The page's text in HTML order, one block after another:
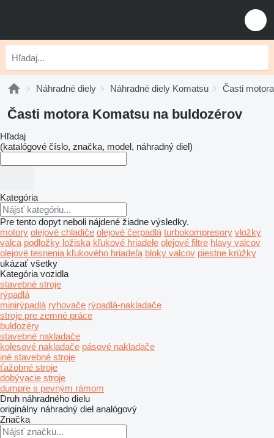
Náhradné diely Náhradné diely Komatsu Časti
Časti motora Komatsu na buldozérov
Hľadaj
(katalógové číslo, značka, model, náhradný diel)
Kategória
Pre tento dopyt neboli nájdené žiadne výsledky.
motory olejové chladiče olejové čerpadlá turbokompresory vložky
valca podložky ložiska kľukové hriadele olejové filtre hlavy valcov
olejové tesnenia kľukového hriadeľa bloky valcov piestne krúžky
ukázať všetky
Kategória vozidla
stavebné stroje
rýpadlá
minirýpadlá ryhovače rýpadlá-nakladače
stroje pre zemné práce
buldozéry
stavebné nakladače
kolesové nakladače pásové nakladače
iné stavebné stroje
ťažobné stroje
dobývacie stroje
dumpre s pevným rámom
Druh náhradného dielu
originálny náhradný diel analógový
Značka